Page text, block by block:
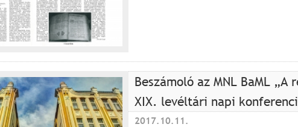
Beszámoló az MNL BaML
XIX. levéltári napi
2017.10.11.